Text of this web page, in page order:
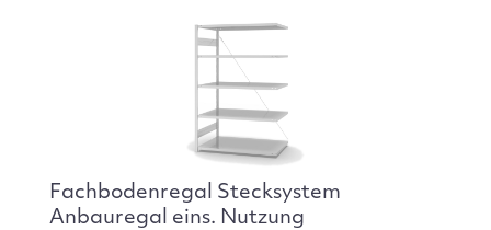
Fachbodenregal Stecksystem
Anbauregal eins. Nutzung